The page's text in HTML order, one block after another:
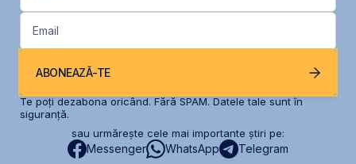
Email
ABONEAZĂ-TE
Te poți dezabona oricând. Fără SPAM. Datele tale sunt în
siguranță.
sau urmărește cele mai importante știri pe:
Messenger WhatsApp Telegram